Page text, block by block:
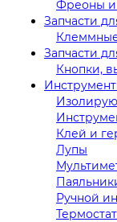
Фреоны и
Запчасти
Запчасти
Кнопки,
Клей и
Лупы
Ручной